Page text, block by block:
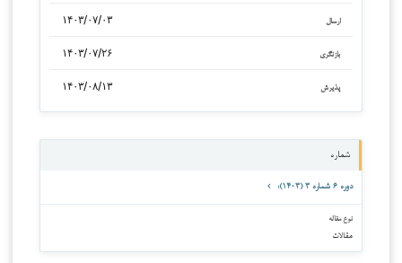
ارسال ۱۴۰۳/۰۷/۰۳
بازنگری ۱۴۰۳/۰۷/۲۶
پذیرش ۱۴۰۳/۰۸/۱۳
شماره
دوره ۶ شماره ۳ (۱۴۰۳):
نوع مقاله
مقالات